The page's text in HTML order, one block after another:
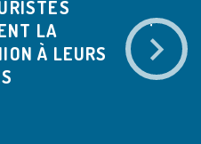
LA
À LEURS
ÉTÉ